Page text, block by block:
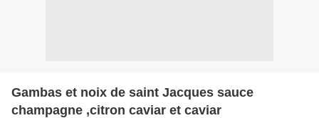
Gambas et noix de saint Jacques sauce
champagne ,citron caviar et caviar